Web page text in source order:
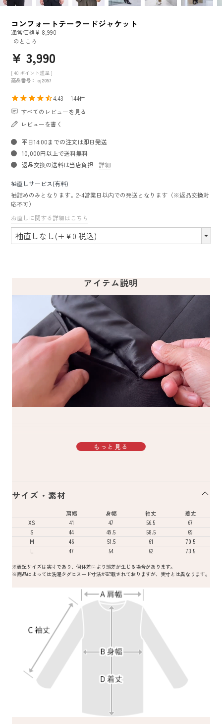
コンフォートテーラードジャケット
通常価格¥ 8,990
のところ
¥ 3,990
[ 40 ポイント進呈 ]
商品番号
oj2057
4.43
144
すべてのレビューを見る
レビューを書く
平日14:00までの注文は即日発送
10,000円以上で送料無料
返品交換の送料は当店負担
詳細
袖直しサービス(有料)
袖詰めのみとなります。2-4営業日以内での発送となります（※返品交換対
応不可）
お直しに関する詳細はこちら
アイテム説明
もっと見る
サイズ・素材
肩幅 身幅 袖丈
着丈
XS
41 47 56.5
67
S
44 49.5 58.5
69
M
46 51.5 61
70.5
L
47 54 62 73.5
※表記サイズは実寸であり、個体差により誤差が生じる場合があります。
※商品によっては洗濯タグにヌード寸法が記載されておりますが、実寸とは異なります。